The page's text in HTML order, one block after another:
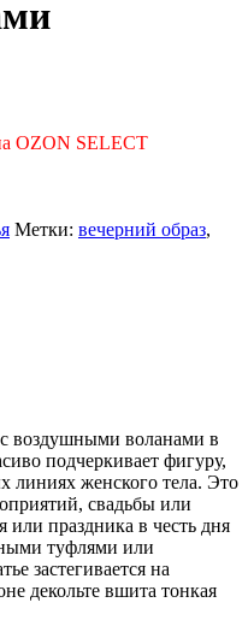
OZON SELECT
Метки: вечерний образ,
воздушными воланами в
подчеркивает фигуру,
линиях женского тела. Это
свадьбы или
или праздника в честь дня
туфлями или
застегивается на
декольте вшита тонкая